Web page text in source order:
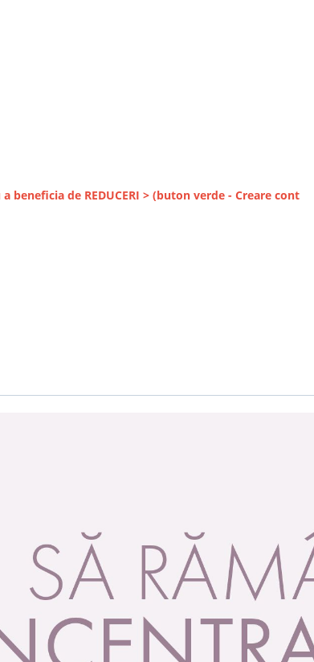
beneficia de REDUCERI > (buton verde - Creare cont